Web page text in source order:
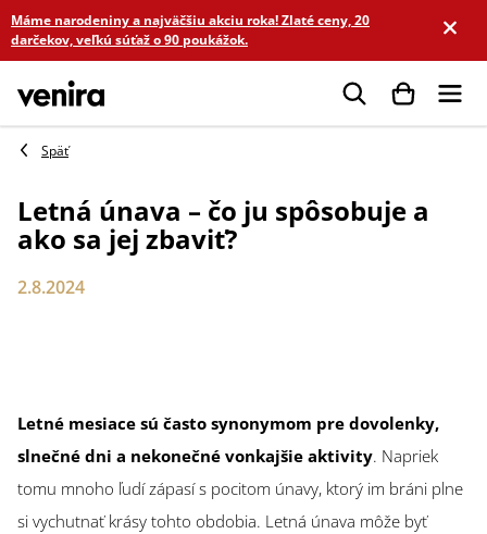
Prejsť
na
obsah
Máme narodeniny a najväčšiu akciu roka! Zlaté ceny, 20
darčekov, veľkú súťaž o 90 poukážok.
Hľadať
Letná únava – čo ju spôsobuje a
ako sa jej zbaviť?
2.8.2024
Letné mesiace sú často synonymom pre dovolenky,
slnečné dni a nekonečné vonkajšie aktivity. Napriek
tomu mnoho ľudí zápasí s pocitom únavy, ktorý im bráni plne
si vychutnať krásy tohto obdobia. Letná únava môže byť